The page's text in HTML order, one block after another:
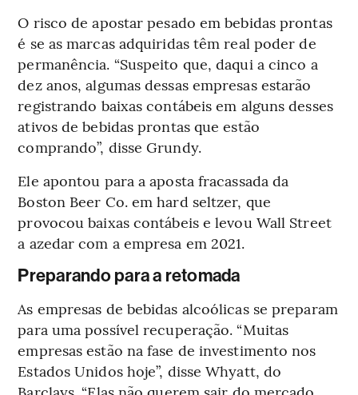
O risco de apostar pesado em bebidas prontas
é se as marcas adquiridas têm real poder de
permanência. “Suspeito que, daqui a cinco a
dez anos, algumas dessas empresas estarão
registrando baixas contábeis em alguns desses
ativos de bebidas prontas que estão
comprando”, disse Grundy.
Ele apontou para a aposta fracassada da
Boston Beer Co. em hard seltzer, que
provocou baixas contábeis e levou Wall Street
a azedar com a empresa em 2021.
Preparando para a retomada
As empresas de bebidas alcoólicas se preparam
para uma possível recuperação. “Muitas
empresas estão na fase de investimento nos
Estados Unidos hoje”, disse Whyatt, do